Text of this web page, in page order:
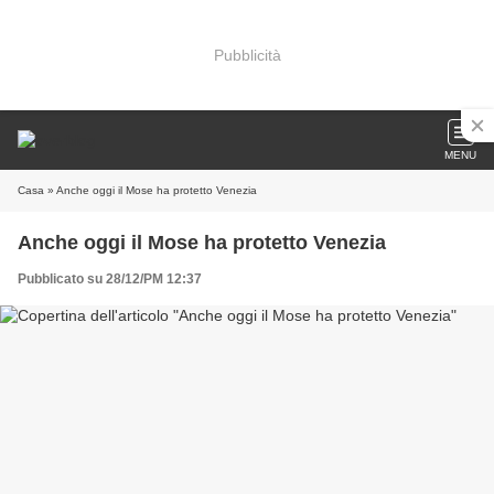
Pubblicità
MENU
Casa » Anche oggi il Mose ha protetto Venezia
Anche oggi il Mose ha protetto Venezia
Pubblicato su 28/12/PM 12:37